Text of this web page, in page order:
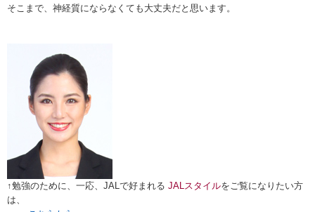
そこまで、神経質にならなくても大丈夫だと思います。
↑勉強のために、一応、JALで好まれる JALスタイルをご覧になりたい方
は、